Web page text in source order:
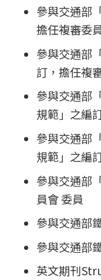
參與交通部
擔任複審委
參與交通部
訂，擔任複
參與交通部
規範」之編
參與交通部
規範」之編
參與交通部
員會 委員
參與交通部
參與交通部
英文期刊